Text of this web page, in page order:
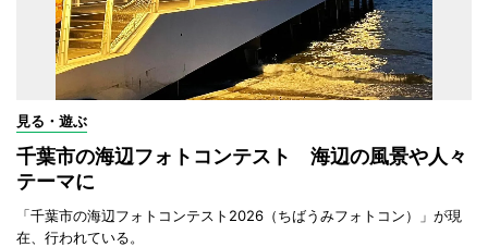
見る・遊ぶ
千葉市の海辺フォトコンテスト 海辺の風景や人々
テーマに
「千葉市の海辺フォトコンテスト2026（ちばうみフォトコン）」が現
在、行われている。